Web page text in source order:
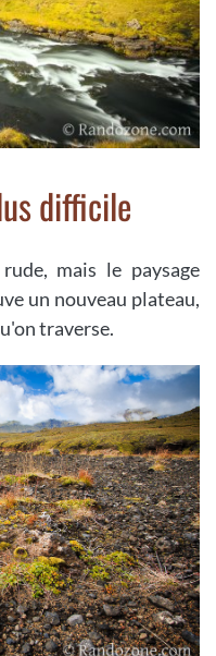
difficile
mais le paysage
un nouveau plateau,
traverse.